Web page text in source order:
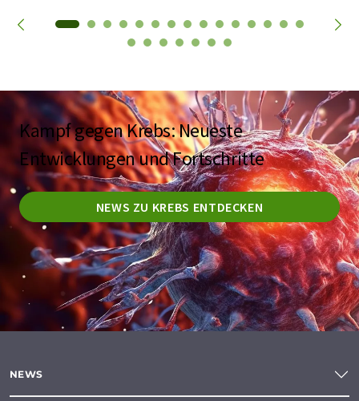
Kampf gegen Krebs: Neueste
Entwicklungen und Fortschritte
NEWS ZU KREBS ENTDECKEN
NEWS